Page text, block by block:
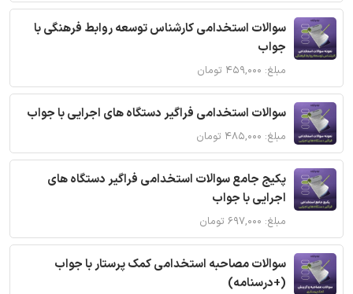
سوالات استخدامی کارشناس توسعه روابط فرهنگی با
جواب
مبلغ: ۴۵۹,۰۰۰ تومان
سوالات استخدامی فراگیر دستگاه های اجرایی با جواب
مبلغ: ۴۸۵,۰۰۰ تومان
پکیج جامع سوالات استخدامی فراگیر دستگاه های
اجرایی با جواب
مبلغ: ۶۹۷,۰۰۰ تومان
سوالات مصاحبه استخدامی کمک پرستار با جواب
(+درسنامه)